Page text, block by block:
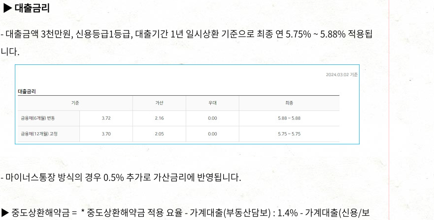
▶ 대출금리
- 대출금액 3천만원, 신용등급1등급, 대출기간 1년 일시상환 기준으로 최종 연 5.75% ~ 5.88% 적용됩
니다.
- 마이너스통장 방식의 경우 0.5% 추가로 가산금리에 반영됩니다.
▶ 중도상환해약금 = * 중도상환해약금 적용 요율 - 가계대출(부동산담보) : 1.4% - 가계대출(신용/보